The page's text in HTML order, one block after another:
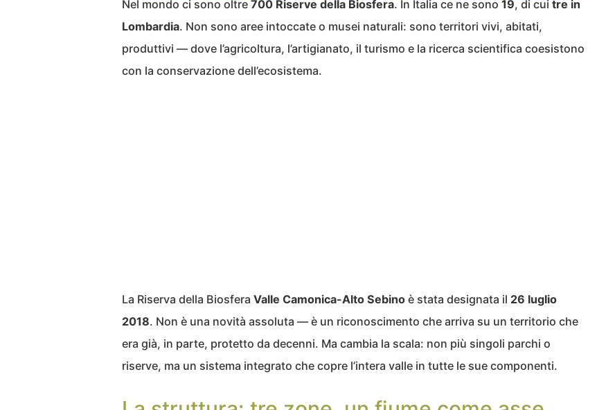
Nel mondo ci sono oltre 700 Riserve della Biosfera. In Italia ce ne sono 19, di cui tre in
Lombardia. Non sono aree intoccate o musei naturali: sono territori vivi, abitati,
produttivi — dove l’agricoltura, l’artigianato, il turismo e la ricerca scientifica coesistono
con la conservazione dell’ecosistema.
La Riserva della Biosfera Valle Camonica-Alto Sebino è stata designata il 26 luglio
2018. Non è una novità assoluta — è un riconoscimento che arriva su un territorio che
era già, in parte, protetto da decenni. Ma cambia la scala: non più singoli parchi o
riserve, ma un sistema integrato che copre l’intera valle in tutte le sue componenti.